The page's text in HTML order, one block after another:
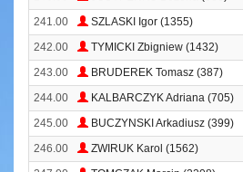
241.00 SZLASKI Igor (1355)
242.00 TYMICKI Zbigniew (1432)
243.00 BRUDEREK Tomasz (387)
244.00 KALBARCZYK Adriana (705)
245.00 BUCZYNSKI Arkadiusz (399)
246.00 ZWIRUK Karol (1562)